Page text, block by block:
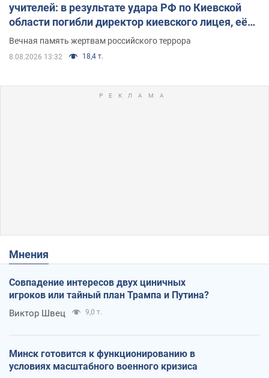
учителей: в результате удара РФ по Киевской
области погибли директор киевского лицея, её
муж и внук
Вечная память жертвам российского террора
8.08.2026 13:32 18,4 т.
Мнения
Совпадение интересов двух циничных
игроков или тайный план Трампа и Путина?
Виктор Швец 9,0 т.
Минск готовится к функционированию в
условиях масштабного военного кризиса